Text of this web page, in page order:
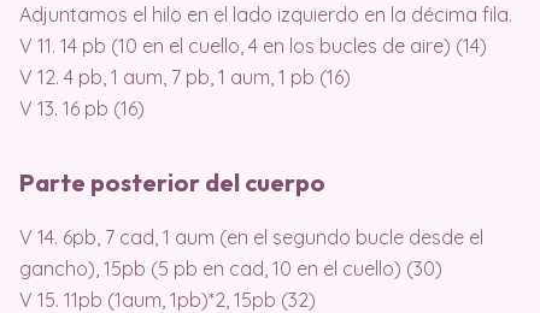
Adjuntamos el hilo en el lado izquierdo en la décima fila.
V 11. 14 pb (10 en el cuello, 4 en los bucles de aire) (14)
V 12. 4 pb, 1 aum, 7 pb, 1 aum, 1 pb (16)
V 13. 16 pb (16)
Parte posterior del cuerpo
V 14. 6pb, 7 cad, 1 aum (en el segundo bucle desde el
gancho), 15pb (5 pb en cad, 10 en el cuello) (30)
V 15. 11pb (1aum, 1pb)*2, 15pb (32)